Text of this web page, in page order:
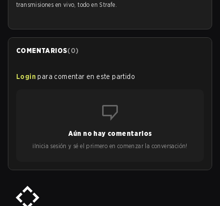
transmisiones en vivo, todo en Strafe.
COMENTARIOS(0)
Login para comentar en este partido
Aún no hay comentarios
¡Inicia sesión y sé el primero en comenzar la conversación!